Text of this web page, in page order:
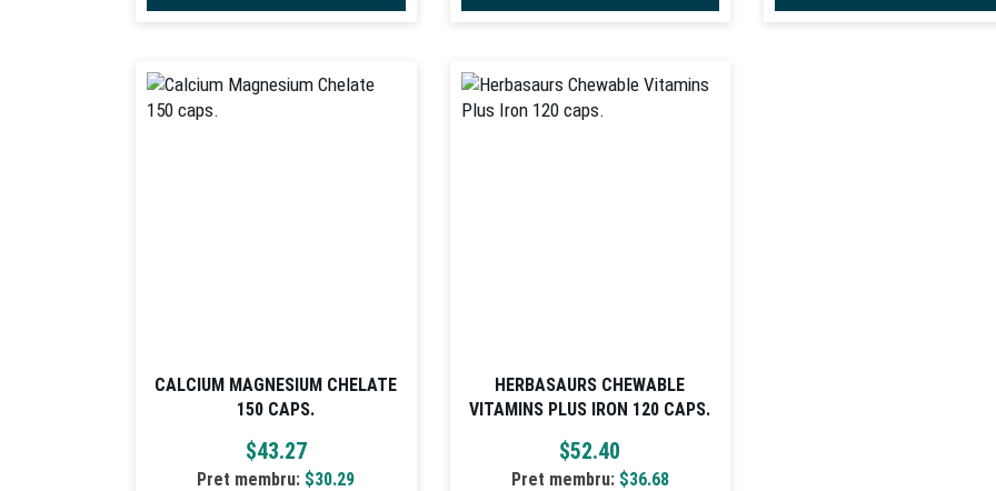
CALCIUM MAGNESIUM CHELATE
150 CAPS.
$43.27
Pret membru: $30.29
HERBASAURS CHEWABLE
VITAMINS PLUS IRON 120 CAPS.
$52.40
Pret membru: $36.68